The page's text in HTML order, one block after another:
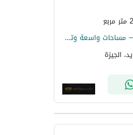
دوبلكس أول سكن للإيجار في ويستاون – مساحات واسعة وتشطيب راقي داخل أرقى كمبوندات الشيخ زايد
الجيزة